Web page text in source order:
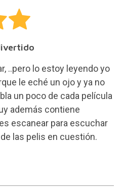
..pero lo estoy leyendo yo
le eché un ojo y ya no
un poco de cada película
además contiene
escanear para escuchar
las pelis en cuestión.